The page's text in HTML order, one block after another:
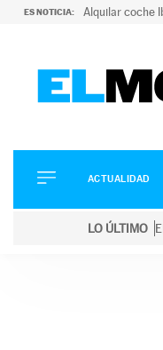
ES NOTICIA: Alquilar coche
ELÉCTRICOS
CONDUCIR
ACTUALIDAD
LO ÚLTIMO